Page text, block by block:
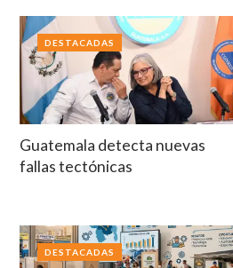
Guatemala detecta nuevas
fallas tectónicas
DESTACADAS
DESTACADAS